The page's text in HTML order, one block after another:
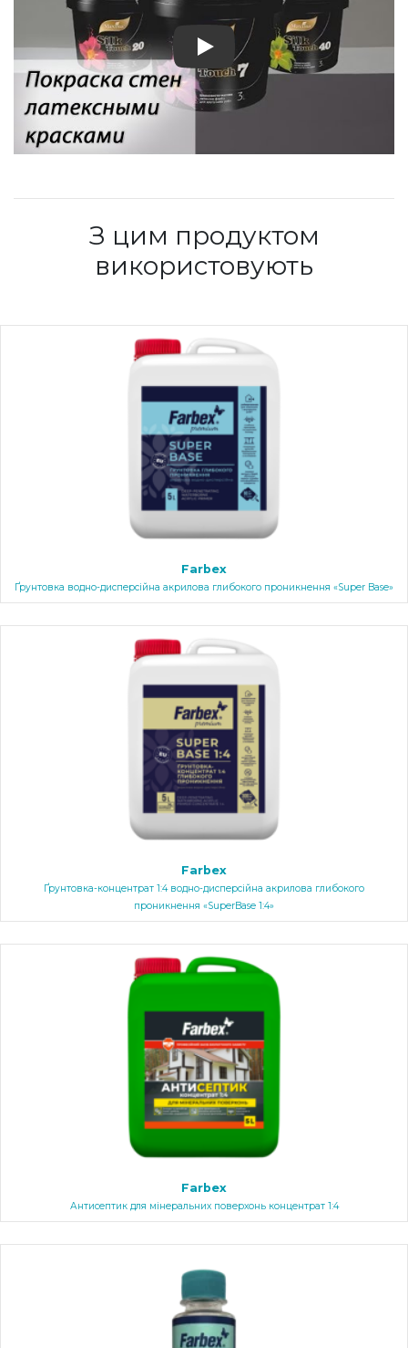
Play: Mattlatex
З цим продуктом
використовують
Farbex
Ґрунтовка водно-дисперсійна акрилова глибокого проникнення «Super Base»
Farbex
Ґрунтовка-концентрат 1:4 водно-дисперсійна акрилова глибокого
проникнення «SuperBase 1:4»
Farbex
Антисептик для мінеральних поверхонь концентрат 1:4